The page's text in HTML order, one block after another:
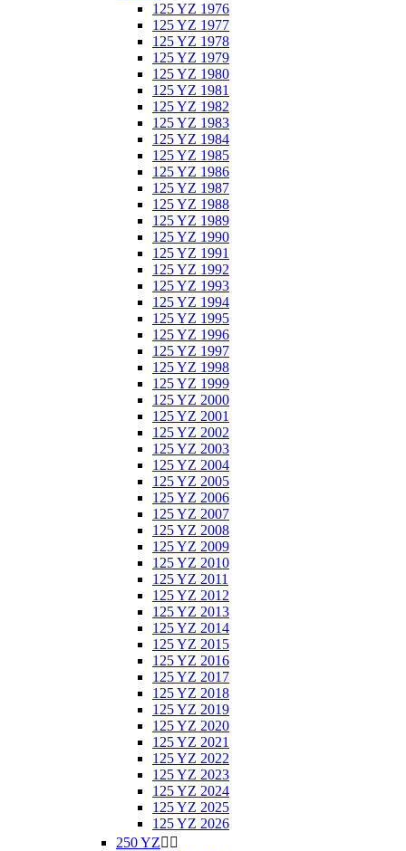
125 YZ 1976
125 YZ 1977
125 YZ 1978
125 YZ 1979
125 YZ 1980
125 YZ 1981
125 YZ 1982
125 YZ 1983
125 YZ 1984
125 YZ 1985
125 YZ 1986
125 YZ 1987
125 YZ 1988
125 YZ 1989
125 YZ 1990
125 YZ 1991
125 YZ 1992
125 YZ 1993
125 YZ 1994
125 YZ 1995
125 YZ 1996
125 YZ 1997
125 YZ 1998
125 YZ 1999
125 YZ 2000
125 YZ 2001
125 YZ 2002
125 YZ 2003
125 YZ 2004
125 YZ 2005
125 YZ 2006
125 YZ 2007
125 YZ 2008
125 YZ 2009
125 YZ 2010
125 YZ 2011
125 YZ 2012
125 YZ 2013
125 YZ 2014
125 YZ 2015
125 YZ 2016
125 YZ 2017
125 YZ 2018
125 YZ 2019
125 YZ 2020
125 YZ 2021
125 YZ 2022
125 YZ 2023
125 YZ 2024
125 YZ 2025
125 YZ 2026
250 YZ 